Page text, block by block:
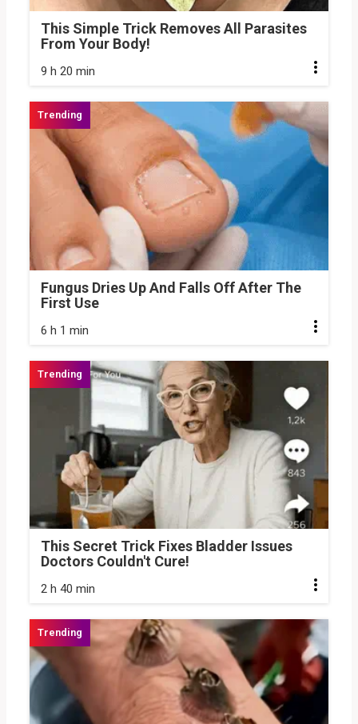
This Simple Trick Removes All Parasites
From Your Body!
9 h 20 min
Fungus Dries Up And Falls Off After The
First Use
6 h 1 min
This Secret Trick Fixes Bladder Issues
Doctors Couldn't Cure!
2 h 40 min